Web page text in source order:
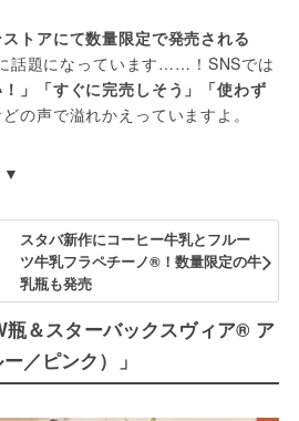
トアにて数量限定で発売される
話題になっています……！SNSでは
！」「すぐに完売しそう」「使わず
の声で溢れかえっていますよ。
▼
スタバ新作にコーヒー牛乳とフルー
ツ牛乳フラペチーノ®！数量限定の牛
乳瓶も発売
瓶＆スターバックスヴィア® ア
／ピンク）」